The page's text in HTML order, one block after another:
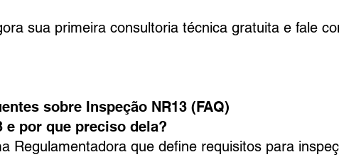
sua primeira consultoria técnica gratuita e fale
sobre Inspeção NR13 (FAQ)
e por que preciso dela?
Regulamentadora que define requisitos para